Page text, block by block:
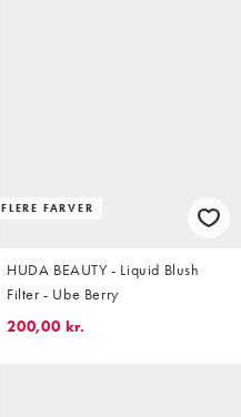
FLERE FARVER
HUDA BEAUTY - Liquid Blush
Filter - Ube Berry
200,00 kr.